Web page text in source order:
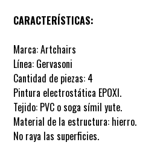
CARACTERÍSTICAS:
Marca: Artchairs
Línea: Gervasoni
Cantidad de piezas: 4
Pintura electrostática EPOXI.
Tejido: PVC o soga símil yute.
Material de la estructura: hierro.
No raya las superficies.